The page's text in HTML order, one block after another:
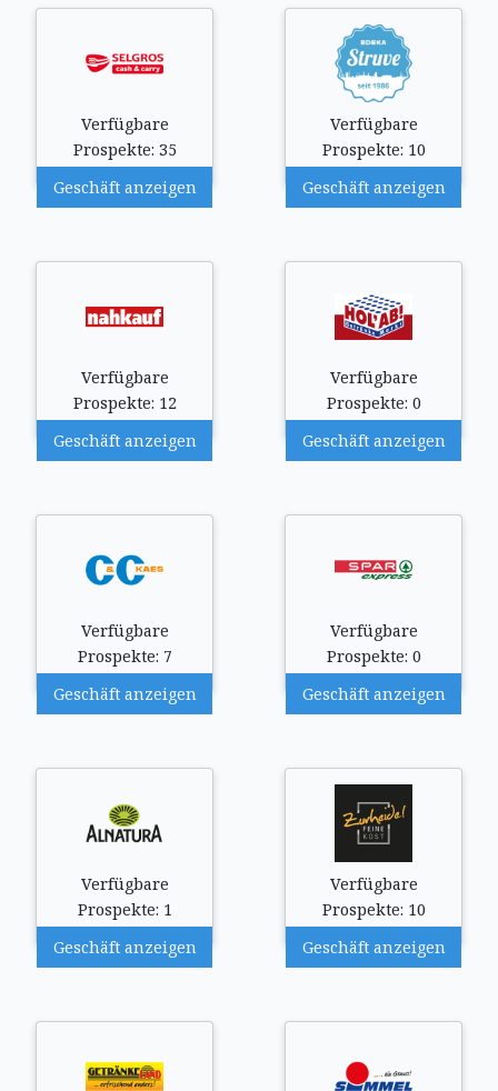
Verfügbare
Prospekte: 35
Geschäft anzeigen
Verfügbare
Prospekte: 10
Geschäft anzeigen
Verfügbare
Prospekte: 12
Geschäft anzeigen
Verfügbare
Prospekte: 0
Geschäft anzeigen
Verfügbare
Prospekte: 7
Geschäft anzeigen
Verfügbare
Prospekte: 0
Geschäft anzeigen
Verfügbare
Prospekte: 1
Geschäft anzeigen
Verfügbare
Prospekte: 10
Geschäft anzeigen